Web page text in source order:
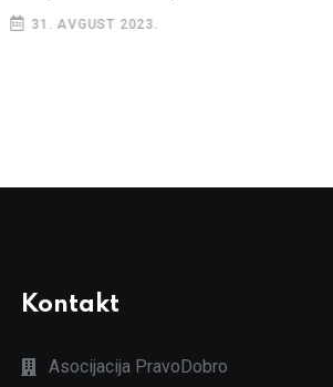
31. AVGUST 2023.
Kontakt
Asocijacija PravoDobro